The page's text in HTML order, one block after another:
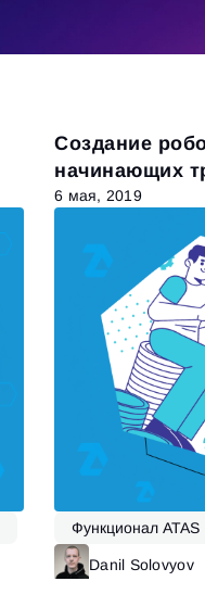
Создание
начинающих
важно знать
6 мая, 2019
Функционал ATAS
Danil Solovyov